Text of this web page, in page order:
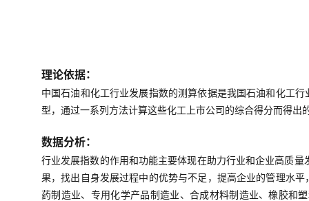
理论依据：
中国石油和化工行业发展指数的测算依据是我国石油和化工
型，通过一系列方法计算这些化工上市公司的综合得分而得
数据分析：
行业发展指数的作用和功能主要体现在助力行业和企业高质
果，找出自身发展过程中的优势与不足，提高企业的管理水
药制造业、专用化学产品制造业、合成材料制造业、橡胶和